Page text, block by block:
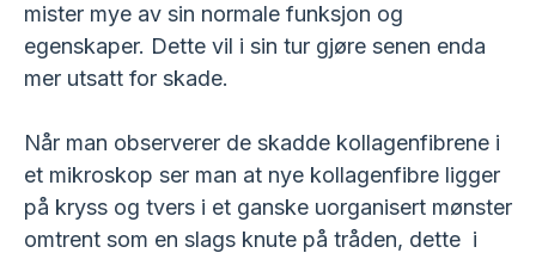
mister mye av sin normale funksjon og
egenskaper. Dette vil i sin tur gjøre senen enda
mer utsatt for skade.
Når man observerer de skadde kollagenfibrene i
et mikroskop ser man at nye kollagenfibre ligger
på kryss og tvers i et ganske uorganisert mønster
omtrent som en slags knute på tråden, dette i